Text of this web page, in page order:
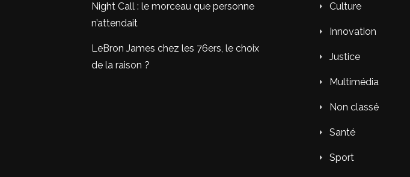
Night Call : le morceau que personne
n’attendait
LeBron James chez les 76ers, le choix
de la raison ?
Culture
Innovation
Justice
Multimédia
Non classé
Santé
Sport